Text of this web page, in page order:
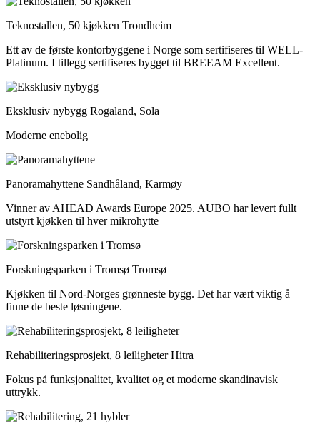
Teknostallen, 50 kjøkken Trondheim
Ett av de første kontorbyggene i Norge som sertifiseres til WELL-
Platinum. I tillegg sertifiseres bygget til BREEAM Excellent.
Eksklusiv nybygg Rogaland, Sola
Moderne enebolig
Panoramahyttene Sandhåland, Karmøy
Vinner av AHEAD Awards Europe 2025. AUBO har levert fullt
utstyrt kjøkken til hver mikrohytte
Forskningsparken i Tromsø Tromsø
Kjøkken til Nord-Norges grønneste bygg. Det har vært viktig å
finne de beste løsningene.
Rehabiliteringsprosjekt, 8 leiligheterHitra
Fokus på funksjonalitet, kvalitet og et moderne skandinavisk
uttrykk.